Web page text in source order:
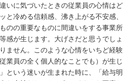
いに気づいたときの従業員の心情はど
と冷める信頼感、沸き上がる不安感、
のの重要なものに間違いをする事業所
感が生じます。大げさだと思うでしょ
ません。このような心情をいちど経験
業員の全く個人的なことでも）が生じ
という迷いが生まれた時に、「給与明